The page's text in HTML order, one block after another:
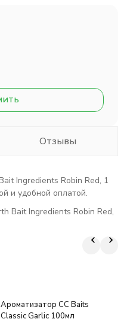
Отзывы
Ingredients Robin Red, 1
и удобной оплатой.
Bait Ingredients Robin Red,
Ароматизатор CC Baits
Classic Garlic 100мл